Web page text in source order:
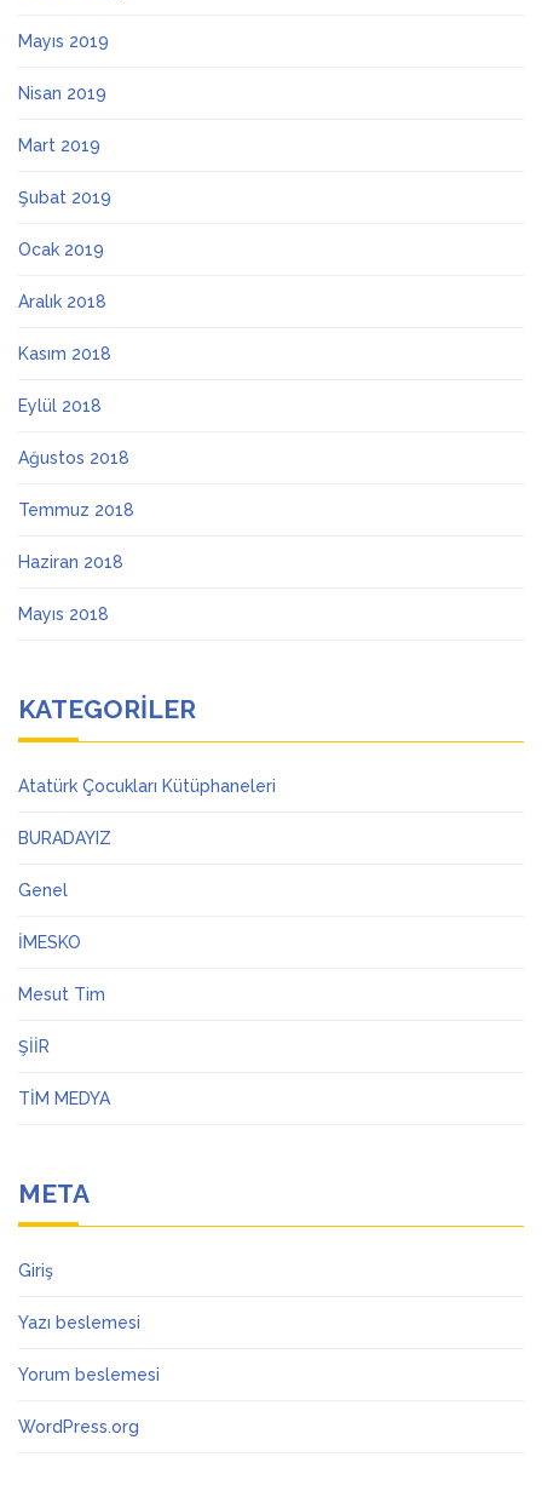
Mayıs 2019
Nisan 2019
Mart 2019
Şubat 2019
Ocak 2019
Aralık 2018
Kasım 2018
Eylül 2018
Ağustos 2018
Temmuz 2018
Haziran 2018
Mayıs 2018
KATEGORILER
Atatürk Çocukları Kütüphaneleri
BURADAYIZ
Genel
İMESKO
Mesut Tim
ŞİİR
TİM MEDYA
META
Giriş
Yazı beslemesi
Yorum beslemesi
WordPress.org